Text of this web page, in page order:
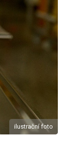
ilustrační foto